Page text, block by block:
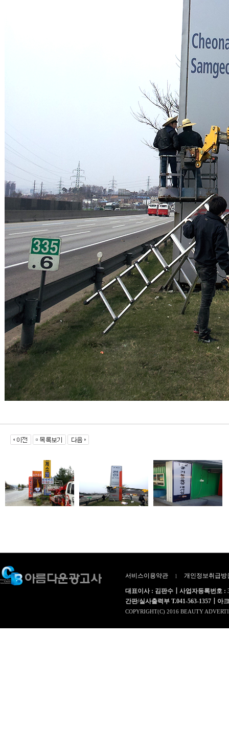
서비스이용약관 l 개인정보취급방
대표이사 : 김판수┃사업자등록번호 :
간판/실사출력부 T.041-563-1357┃아
COPYRIGHT(C) 2016 BEAUTY